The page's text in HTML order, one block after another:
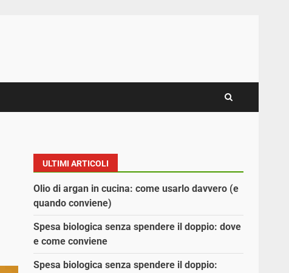
ULTIMI ARTICOLI
Olio di argan in cucina: come usarlo davvero (e
quando conviene)
Spesa biologica senza spendere il doppio: dove
e come conviene
Spesa biologica senza spendere il doppio: